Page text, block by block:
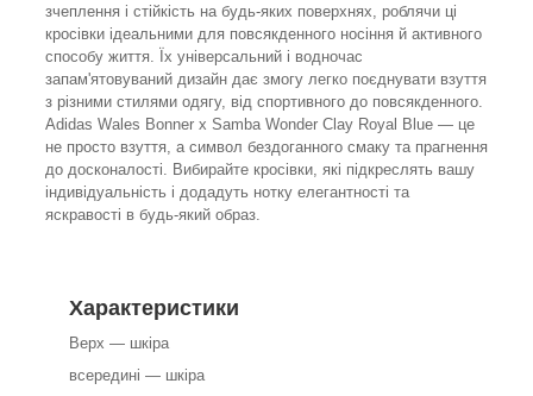
зчеплення і стійкість на будь-яких поверхнях, роблячи ці
кросівки ідеальними для повсякденного носіння й активного
способу життя. Їх універсальний і водночас
запам'ятовуваний дизайн дає змогу легко поєднувати взуття
з різними стилями одягу, від спортивного до повсякденного.
Adidas Wales Bonner x Samba Wonder Clay Royal Blue — це
не просто взуття, а символ бездоганного смаку та прагнення
до досконалості. Вибирайте кросівки, які підкреслять вашу
індивідуальність і додадуть нотку елегантності та
яскравості в будь-який образ.
Характеристики
Верх — шкіра
всередині — шкіра